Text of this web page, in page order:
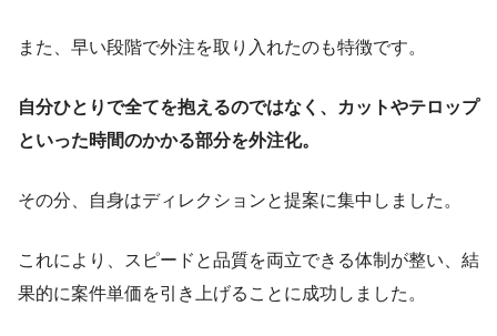
また、早い段階で外注を取り入れたのも特徴です。
自分ひとりで全てを抱えるのではなく、カットやテロップ
といった時間のかかる部分を外注化。
その分、自身はディレクションと提案に集中しました。
これにより、スピードと品質を両立できる体制が整い、結
果的に案件単価を引き上げることに成功しました。